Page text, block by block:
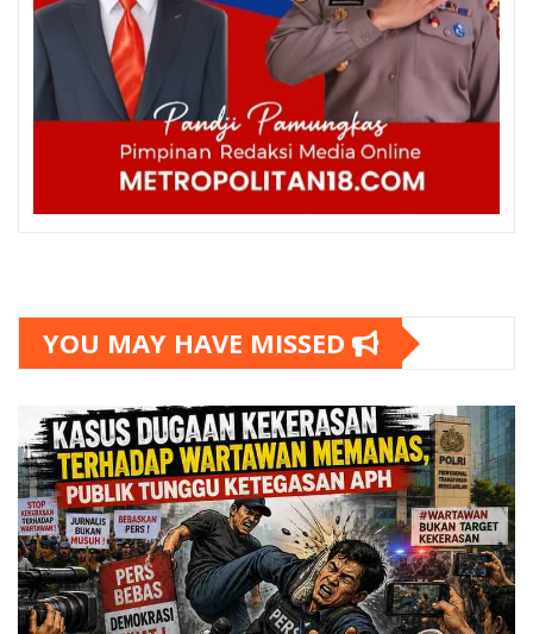
YOU MAY HAVE MISSED